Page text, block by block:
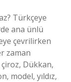
Türkçeye
ana ünlü
çevrilirken
zaman
Dükkan,
model, yıldız,